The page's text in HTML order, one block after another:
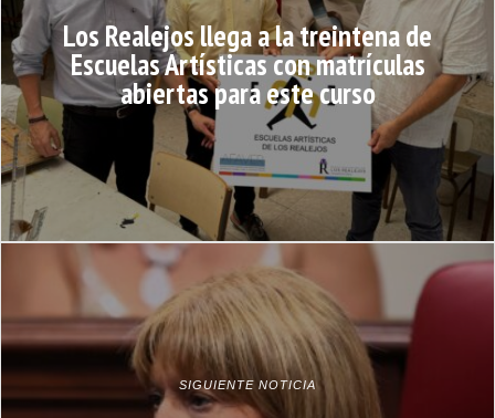
Los Realejos llega a la treintena de
Escuelas Artísticas con matrículas
abiertas para este curso
SIGUIENTE NOTICIA